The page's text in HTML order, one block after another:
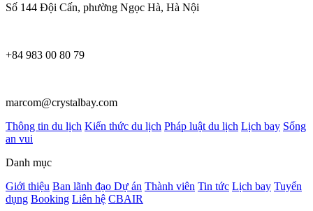
Số 144 Đội Cấn, phường Ngọc Hà, Hà Nội
+84 983 00 80 79
marcom@crystalbay.com
Thông tin du lịch Kiến thức du lịch Pháp luật du lịch Lịch bay Sống
an vui
Danh mục
Giới thiệu Ban lãnh đạo Dự án Thành viên Tin tức Lịch bay Tuyển
dụng Booking Liên hệ CBAIR